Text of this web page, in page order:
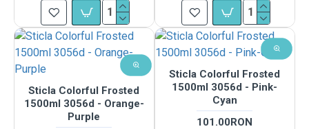
Sticla Colorful Frosted
1500ml 3056d - Orange-
Purple
Sticla Colorful Frosted
1500ml 3056d - Pink-
Cyan
101.00RON